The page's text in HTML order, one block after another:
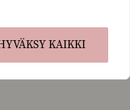
KAIKKI